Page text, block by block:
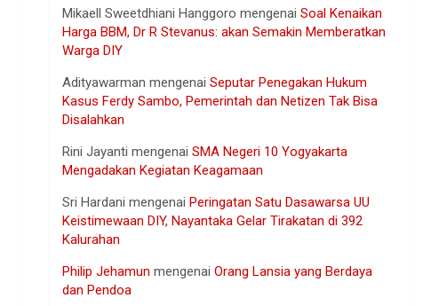
Mikaell Sweetdhiani Hanggoro mengenaiSoal Kenaikan
Harga BBM, Dr R Stevanus: akan Semakin Memberatkan
Warga DIY
Adityawarman mengenaiSeputar Penegakan Hukum
Kasus Ferdy Sambo, Pemerintah dan Netizen Tak Bisa
Disalahkan
Rini Jayanti mengenaiSMA Negeri 10 Yogyakarta
Mengadakan Kegiatan Keagamaan
Sri Hardani mengenaiPeringatan Satu Dasawarsa UU
Keistimewaan DIY, Nayantaka Gelar Tirakatan di 392
Kalurahan
Philip Jehamun mengenaiOrang Lansia yang Berdaya
dan Pendoa